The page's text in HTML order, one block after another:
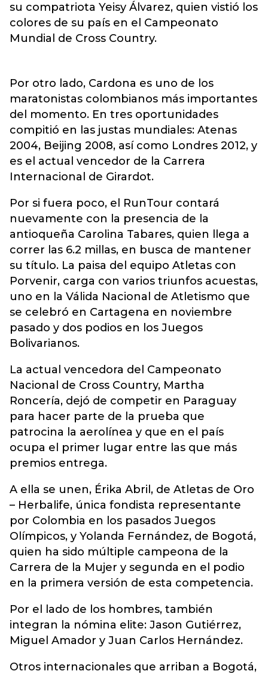
su compatriota Yeisy Álvarez, quien vistió los
colores de su país en el Campeonato
Mundial de Cross Country.
Por otro lado, Cardona es uno de los
maratonistas colombianos más importantes
del momento. En tres oportunidades
compitió en las justas mundiales: Atenas
2004, Beijing 2008, así como Londres 2012, y
es el actual vencedor de la Carrera
Internacional de Girardot.
Por si fuera poco, el RunTour contará
nuevamente con la presencia de la
antioqueña Carolina Tabares, quien llega a
correr las 6.2 millas, en busca de mantener
su título. La paisa del equipo Atletas con
Porvenir, carga con varios triunfos acuestas,
uno en la Válida Nacional de Atletismo que
se celebró en Cartagena en noviembre
pasado y dos podios en los Juegos
Bolivarianos.
La actual vencedora del Campeonato
Nacional de Cross Country, Martha
Roncería, dejó de competir en Paraguay
para hacer parte de la prueba que
patrocina la aerolínea y que en el país
ocupa el primer lugar entre las que más
premios entrega.
A ella se unen, Érika Abril, de Atletas de Oro
– Herbalife, única fondista representante
por Colombia en los pasados Juegos
Olímpicos, y Yolanda Fernández, de Bogotá,
quien ha sido múltiple campeona de la
Carrera de la Mujer y segunda en el podio
en la primera versión de esta competencia.
Por el lado de los hombres, también
integran la nómina elite: Jason Gutiérrez,
Miguel Amador y Juan Carlos Hernández.
Otros internacionales que arriban a Bogotá,